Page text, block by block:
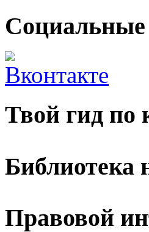
Социальные
Твой гид по
Библиотека
Правовой